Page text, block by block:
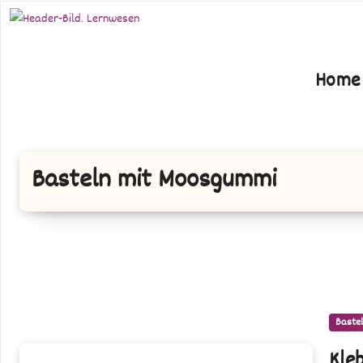
Zum
Home
Basteln mit Moosgummi